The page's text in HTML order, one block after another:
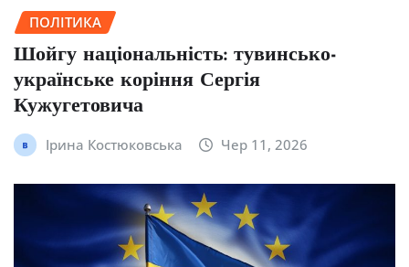
ПОЛІТИКА
Шойгу національність: тувинсько-
українське коріння Сергія
Кужугетовича
Ірина Костюковська Чер 11, 2026